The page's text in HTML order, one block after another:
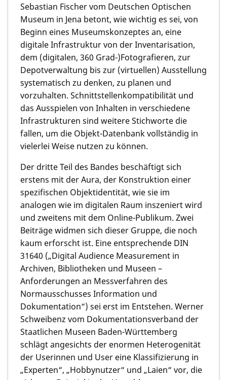
Sebastian Fischer vom Deutschen Optischen
Museum in Jena betont, wie wichtig es sei, von
Beginn eines Museumskonzeptes an, eine
digitale Infrastruktur von der Inventarisation,
dem (digitalen, 360 Grad-)Fotografieren, zur
Depotverwaltung bis zur (virtuellen) Ausstellung
systematisch zu denken, zu planen und
vorzuhalten. Schnittstellenkompatibilität und
das Ausspielen von Inhalten in verschiedene
Infrastrukturen sind weitere Stichworte die
fallen, um die Objekt-Datenbank vollständig in
vielerlei Weise nutzen zu können.
Der dritte Teil des Bandes beschäftigt sich
erstens mit der Aura, der Konstruktion einer
spezifischen Objektidentität, wie sie im
analogen wie im digitalen Raum inszeniert wird
und zweitens mit dem Online-Publikum. Zwei
Beiträge widmen sich dieser Gruppe, die noch
kaum erforscht ist. Eine entsprechende DIN
31640 („Digital Audience Measurement in
Archiven, Bibliotheken und Museen –
Anforderungen an Messverfahren des
Normausschusses Information und
Dokumentation“) sei erst im Entstehen. Werner
Schweibenz vom Dokumentationsverband der
Staatlichen Museen Baden-Württemberg
schlägt angesichts der enormen Heterogenität
der Userinnen und User eine Klassifizierung in
„Experten“, „Hobbynutzer“ und „Laien“ vor, die